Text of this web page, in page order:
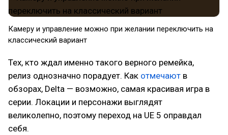
Камеру и управление можно при желании переключить на
классический вариант
Тех, кто ждал именно такого верного ремейка,
релиз однозначно порадует. Как отмечают в
обзорах, Delta — возможно, самая красивая игра в
серии. Локации и персонажи выглядят
великолепно, поэтому переход на UE 5 оправдал
себя.